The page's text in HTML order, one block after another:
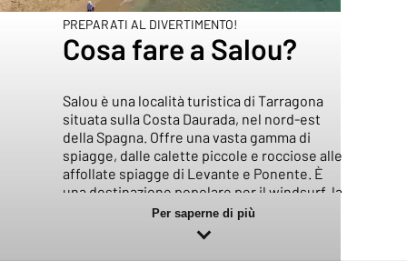
PREPARATI AL DIVERTIMENTO!
Cosa fare a Salou?
Salou è una località turistica di Tarragona
situata sulla Costa Daurada, nel nord-est
della Spagna. Offre una vasta gamma di
spiagge, dalle calette piccole e rocciose alle
affollate spiagge di Levante e Ponente. È
una destinazione popolare per il windsurf, la
vela e il golf. Il Camino de Ronda, un tempo
utilizzato dai pescatori, è oggi noto per i
suoi panorami all'alba e al tramonto.
Per saperne di più